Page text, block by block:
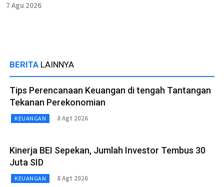
7 Agu 2026
BERITA LAINNYA
Tips Perencanaan Keuangan di tengah Tantangan
Tekanan Perekonomian
KEUANGAN 8 Agt 2026
Kinerja BEI Sepekan, Jumlah Investor Tembus 30
Juta SID
KEUANGAN 8 Agt 2026